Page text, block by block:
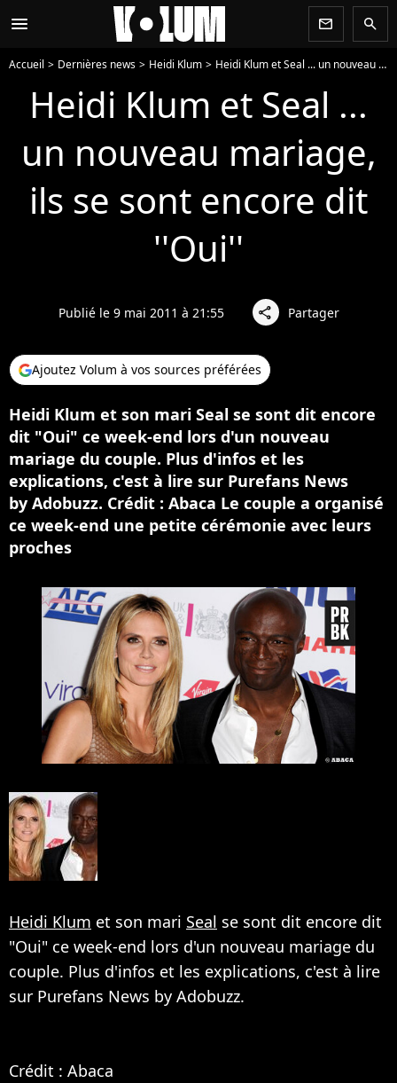
menu newsletter search
Accueil Dernières news Heidi Klum Heidi Klum et Seal ... un nouveau mariage, ils se sont encore dit ''Oui''
Heidi Klum et Seal ...
un nouveau mariage,
ils se sont encore dit
''Oui''
Publié le 9 mai 2011 à 21:55 share Partager
Ajoutez Volum à vos sources préférées
Heidi Klum et son mari Seal se sont dit encore
dit "Oui" ce week-end lors d'un nouveau
mariage du couple. Plus d'infos et les
explications, c'est à lire sur Purefans News
by Adobuzz. Crédit : Abaca Le couple a organisé
ce week-end une petite cérémonie avec leurs
proches
Heidi Klum et son mari Seal se sont dit encore dit
"Oui" ce week-end lors d'un nouveau mariage du
couple. Plus d'infos et les explications, c'est à lire
sur Purefans News by Adobuzz.
Crédit : Abaca